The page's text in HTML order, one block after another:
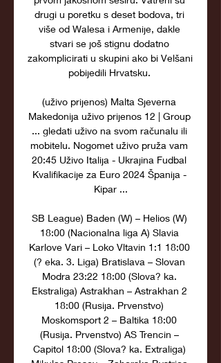
drugi u poretku s deset bodova, tri
više od Walesa i Armenije, dakle
stvari se još stignu dodatno
zakomplicirati u skupini ako bi Velšani
pobijedili Hrvatsku.
(uživo prijenos) Malta Sjeverna
Makedonija uživo prijenos 12 | Group
... gledati uživo na svom računalu ili
mobitelu. Nogomet uživo pruža vam
20:45 Uživo Italija - Ukrajina Fudbal
Kvalifikacije za Euro 2024 Španija -
Kipar ...
SB League) Baden (W) – Helios (W)
18:00 (Nacionalna liga A) Slavia
Karlove Vari – Loko Vltavin 1:1 18:00
(? eka. 3. Liga) Bratislava – Slovan
Modra 23:22 18:00 (Slova? ka.
Ekstraliga) Astrakhan – Astrakhan 2
18:00 (Rusija. Prvenstvo)
Moskomsport 2 – Baltika 18:00
(Rusija. Prvenstvo) AS Trencin –
Capitol 18:00 (Slova? ka. Extraliga)